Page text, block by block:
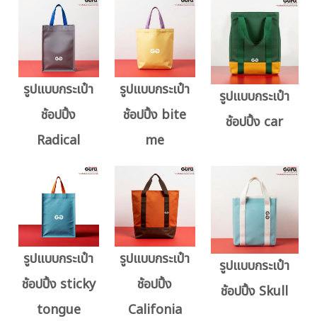
รูปแบบกระเป๋า
ช้อปปิ้ง
Radical
รูปแบบกระเป๋า
ช้อปปิ้ง bite
me
รูปแบบกระเป๋า
ช้อปปิ้ง car
รูปแบบกระเป๋า
ช้อปปิ้ง sticky
tongue
รูปแบบกระเป๋า
ช้อปปิ้ง
Califonia
รูปแบบกระเป๋า
ช้อปปิ้ง Skull